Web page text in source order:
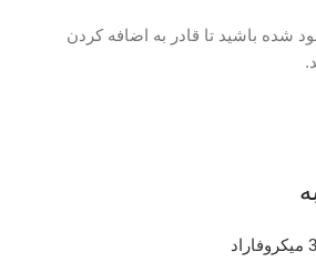
شده باشید تا قادر به اضافه کردن